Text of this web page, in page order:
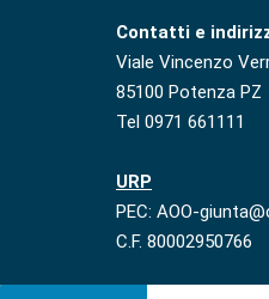
Contatti e
Viale Vincenzo
85100 Potenza PZ
Tel 0971 661111
URP
PEC: AOO-
C.F. 80002950766